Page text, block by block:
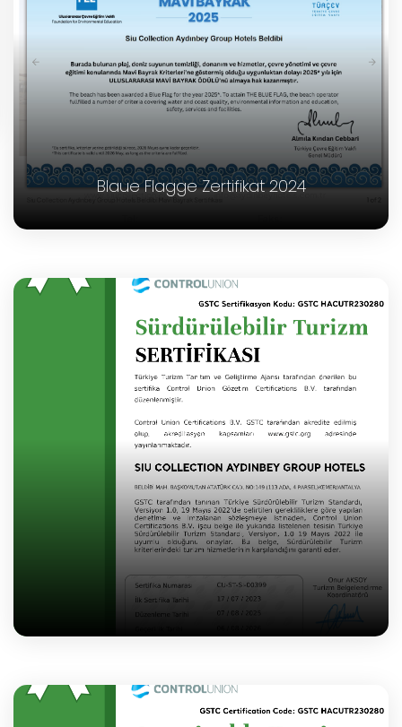
Blaue Flagge Zertifikat 2024